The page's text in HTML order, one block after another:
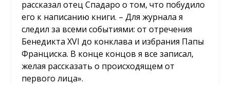
рассказал отец Спадаро о том, что побудило
его к написанию книги. – Для журнала я
следил за всеми событиями: от отречения
Бенедикта XVI до конклава и избрания Папы
Франциска. В конце концов я все записал,
желая рассказать о происходящем от
первого лица».